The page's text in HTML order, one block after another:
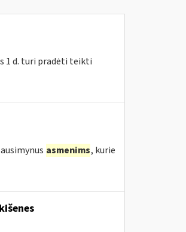
1 d. turi pradėti teikti
asmenims, kurie